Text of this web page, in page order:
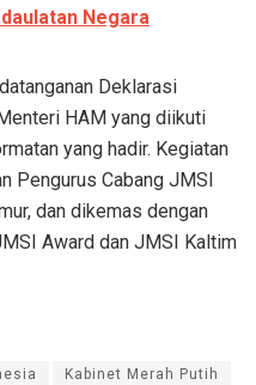
Negara
Deklarasi
HAM yang diikuti
yang hadir. Kegiatan
Pengurus Cabang JMSI
dan dikemas dengan
Award dan JMSI Kaltim
Kabinet Merah Putih